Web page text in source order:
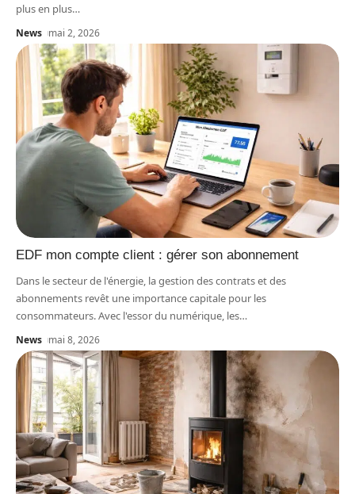
plus en plus…
News mai 2, 2026
EDF mon compte client : gérer son abonnement
Dans le secteur de l'énergie, la gestion des contrats et des
abonnements revêt une importance capitale pour les
consommateurs. Avec l'essor du numérique, les…
News mai 8, 2026